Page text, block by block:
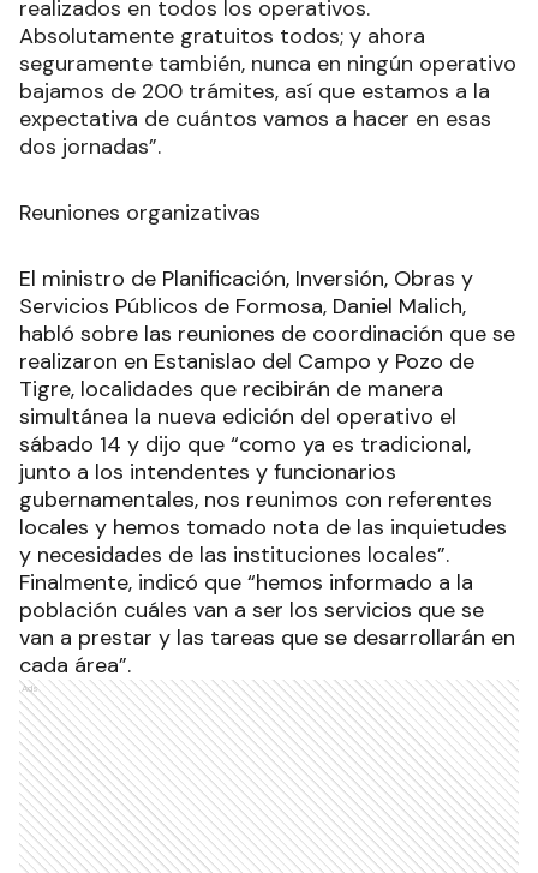
realizados en todos los operativos.
Absolutamente gratuitos todos; y ahora
seguramente también, nunca en ningún operativo
bajamos de 200 trámites, así que estamos a la
expectativa de cuántos vamos a hacer en esas
dos jornadas”.
Reuniones organizativas
El ministro de Planificación, Inversión, Obras y
Servicios Públicos de Formosa, Daniel Malich,
habló sobre las reuniones de coordinación que se
realizaron en Estanislao del Campo y Pozo de
Tigre, localidades que recibirán de manera
simultánea la nueva edición del operativo el
sábado 14 y dijo que “como ya es tradicional,
junto a los intendentes y funcionarios
gubernamentales, nos reunimos con referentes
locales y hemos tomado nota de las inquietudes
y necesidades de las instituciones locales”.
Finalmente, indicó que “hemos informado a la
población cuáles van a ser los servicios que se
van a prestar y las tareas que se desarrollarán en
cada área”.
Ads